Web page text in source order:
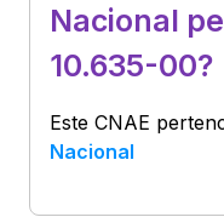
Nacional
10.635-00?
Este CNAE
Nacional